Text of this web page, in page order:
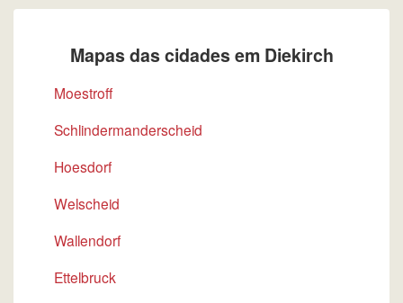
Mapas das cidades em Diekirch
Moestroff
Schlindermanderscheid
Hoesdorf
Welscheid
Wallendorf
Ettelbruck